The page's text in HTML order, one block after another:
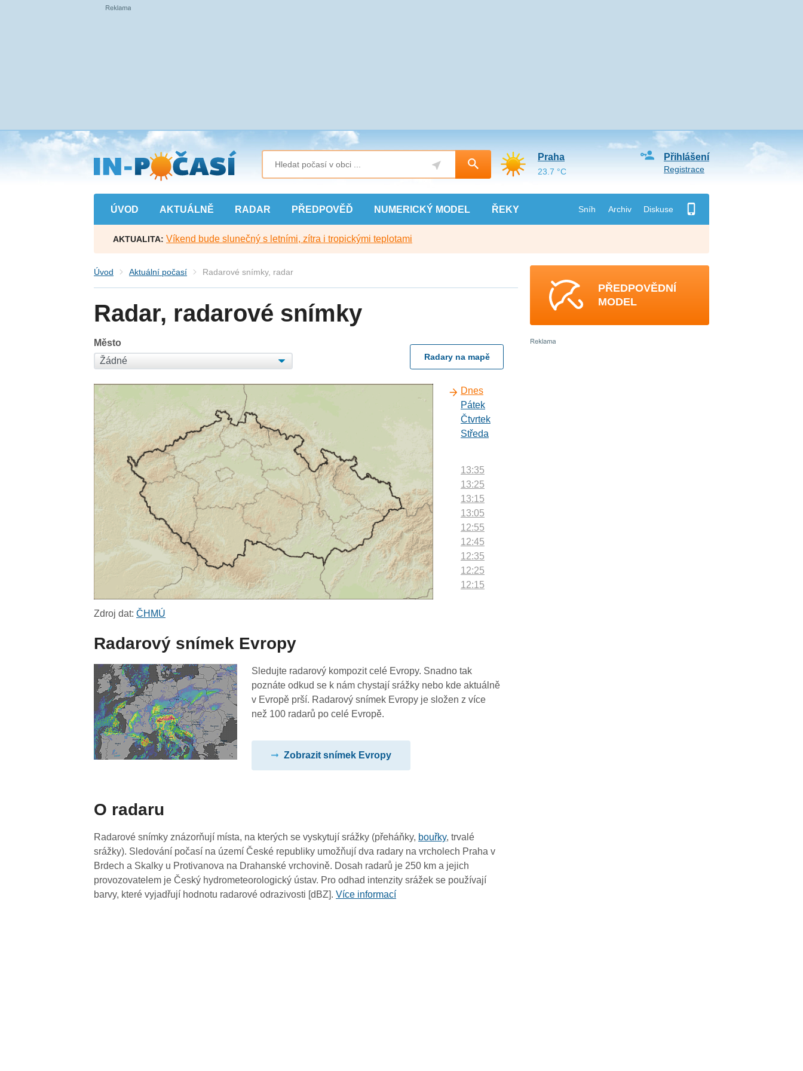
Přejít
na
hlavní
obsah
ÚVOD AKTUÁLNĚ RADAR PŘEDPOVĚĎ NUMERICKÝ MODEL ŘEKY Sníh Archiv Diskuse
Přihlášení
Registrace
Praha
23.7 °C
AKTUALITA: Víkend bude slunečný s letními, zítra i tropickými teplotami
Úvod Aktuální počasí Radarové snímky, radar
Radar, radarové snímky
Město
Radary na mapě
Dnes
Pátek
Čtvrtek
Středa
13:35
13:25
13:15
13:05
12:55
12:45
12:35
12:25
12:15
11:15
11:05
10:55
09:15
09:05
08:55
08:45
Zdroj dat:ČHMÚ
Radarový snímek Evropy
Sledujte radarový kompozit celé Evropy. Snadno tak
poznáte odkud se k nám chystají srážky nebo kde aktuálně
v Evropě prší. Radarový snímek Evropy je složen z více
než 100 radarů po celé Evropě.
Zobrazit snímek Evropy
O radaru
Radarové snímky znázorňují místa, na kterých se vyskytují srážky (přeháňky, bouřky, trvalé
srážky). Sledování počasí na území České republiky umožňují dva radary na vrcholech Praha v
Brdech a Skalky u Protivanova na Drahanské vrchovině. Dosah radarů je 250 km a jejich
provozovatelem je Český hydrometeorologický ústav. Pro odhad intenzity srážek se používají
barvy, které vyjadřují hodnotu radarové odrazivosti [dBZ].Více informací
PŘEDPOVĚDNÍ
MODEL